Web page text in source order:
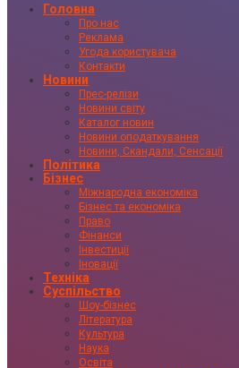
Головна
Про нас
Реклама
Угода користувача
Контакти
Новини
Прес-релізи
Новини світу
Каталог новин
Новини оподаткування
Новини, Скандали, Сенсації
Політика
Бізнес
Міжнародна економіка
Бізнес та економіка
Право
Фінанси
Інвестиції
Іновації
Техніка
Суспільство
Шоу-бізнес
Література
Культура
Наука
Освіта